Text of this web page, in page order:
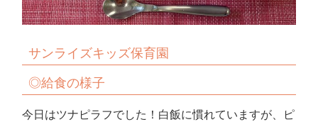
サンライズキッズ保育園
◎給食の様子
今日はツナピラフでした！白飯に慣れていますが、ピ